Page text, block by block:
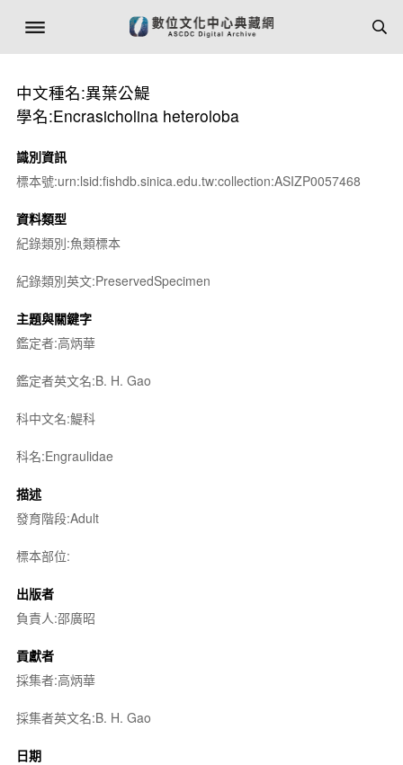
中文種名:異葉公鯷
學名:Encrasicholina heteroloba
識別資訊
標本號:urn:lsid:fishdb.sinica.edu.tw:collection:ASIZP0057468
資料類型
紀錄類別:魚類標本
紀錄類別英文:PreservedSpecimen
主題與關鍵字
鑑定者:高炳華
鑑定者英文名:B. H. Gao
科中文名:鯷科
科名:Engraulidae
描述
發育階段:Adult
標本部位:
出版者
負責人:邵廣昭
貢獻者
採集者:高炳華
採集者英文名:B. H. Gao
日期